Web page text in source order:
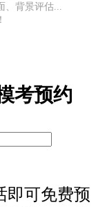
背景评估...
考预约
即可免费预